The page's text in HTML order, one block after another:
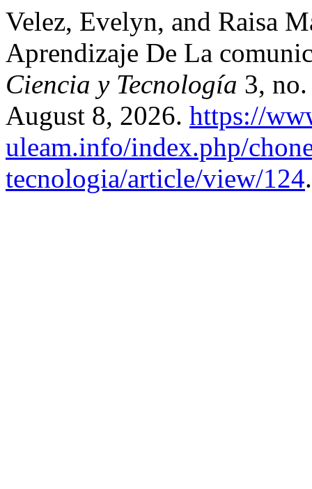
Velez, Evelyn, and Raisa
Aprendizaje De La
Ciencia y Tecnología 3,
August 8, 2026. https://
uleam.info/index.php/
tecnologia/article/view/124.